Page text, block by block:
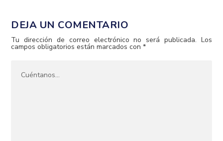
DEJA UN COMENTARIO
Tu dirección de correo electrónico no será publicada. Los
campos obligatorios están marcados con*